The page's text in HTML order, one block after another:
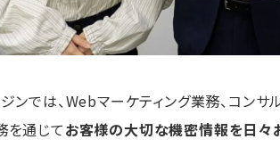
ンでは、Webマーケティング業務、コンサ
を通じてお客様の大切な機密情報を日々